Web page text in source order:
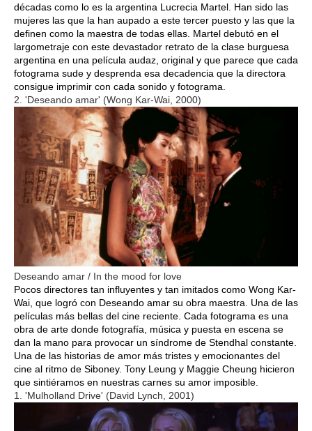
décadas como lo es la argentina Lucrecia Martel. Han sido las
mujeres las que la han aupado a este tercer puesto y las que la
definen como la maestra de todas ellas. Martel debutó en el
largometraje con este devastador retrato de la clase burguesa
argentina en una película audaz, original y que parece que cada
fotograma sude y desprenda esa decadencia que la directora
consigue imprimir con cada sonido y fotograma.
2. 'Deseando amar' (Wong Kar-Wai, 2000)
Deseando amar / In the mood for love
Pocos directores tan influyentes y tan imitados como Wong Kar-
Wai, que logró con Deseando amar su obra maestra. Una de las
películas más bellas del cine reciente. Cada fotograma es una
obra de arte donde fotografía, música y puesta en escena se
dan la mano para provocar un síndrome de Stendhal constante.
Una de las historias de amor más tristes y emocionantes del
cine al ritmo de Siboney. Tony Leung y Maggie Cheung hicieron
que sintiéramos en nuestras carnes su amor imposible.
1. 'Mulholland Drive' (David Lynch, 2001)